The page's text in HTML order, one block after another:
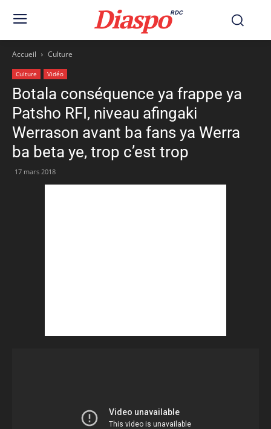
DiaspoRDC
Accueil Culture
Culture Vidéo
Botala conséquence ya frappe ya
Patsho RFI, niveau afingaki
Werrason avant ba fans ya Werra
ba beta ye, trop c’est trop
17 mars 2018